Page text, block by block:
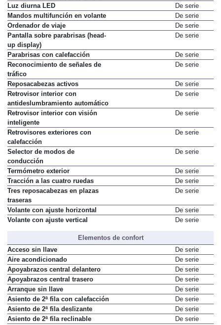
Luz diurna LED
De serie
Mandos multifunción en volante
De serie
Ordenador de viaje
De serie
Pantalla sobre parabrisas (head-
up display)
De serie
Parabrisas con calefacción
De serie
Reconocimiento de señales de
tráfico
De serie
Reposacabezas activos
De serie
Retrovisor interior con
antideslumbramiento automático
De serie
Retrovisor interior con visión
inteligente
De serie
Retrovisores exteriores con
calefacción
De serie
Selector de modos de
conducción
De serie
Termómetro exterior
De serie
Tracción a las cuatro ruedas
De serie
Tres reposacabezas en plazas
traseras
De serie
Volante con ajuste horizontal
De serie
Volante con ajuste vertical
De serie
Elementos de confort
Acceso sin llave
De serie
Aire acondicionado
De serie
Apoyabrazos central delantero
De serie
Apoyabrazos central trasero
De serie
Arranque sin llave
De serie
Asiento de 2ª fila con calefacción
De serie
Asiento de 2ª fila deslizante
De serie
Asiento de 2ª fila reclinable
De serie